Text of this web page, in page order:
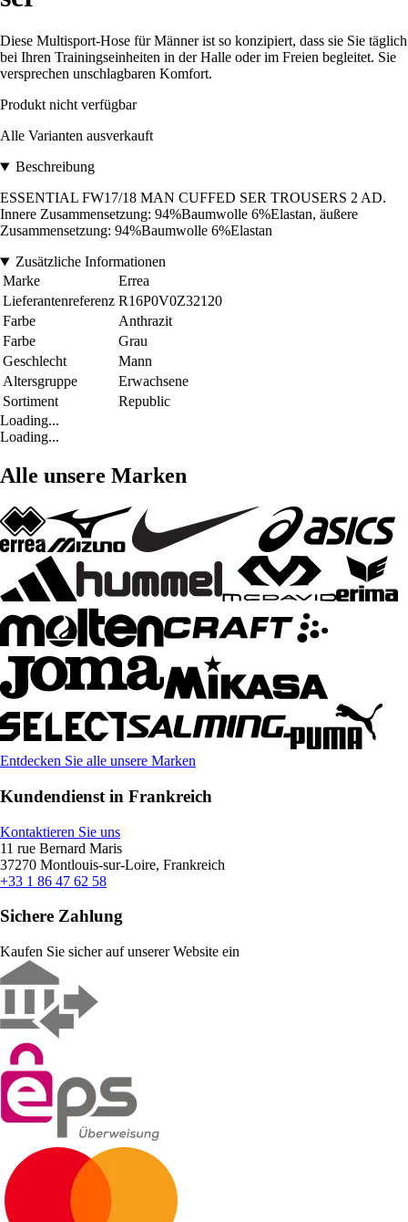
Diese Multisport-Hose für Männer ist so konzipiert, dass sie Sie täglich
bei Ihren Trainingseinheiten in der Halle oder im Freien begleitet. Sie
versprechen unschlagbaren Komfort.
Produkt nicht verfügbar
Alle Varianten ausverkauft
Beschreibung
ESSENTIAL FW17/18 MAN CUFFED SER TROUSERS 2 AD.
Innere Zusammensetzung: 94%Baumwolle 6%Elastan, äußere
Zusammensetzung: 94%Baumwolle 6%Elastan
Zusätzliche Informationen
Marke
Errea
Lieferantenreferenz R16P0V0Z32120
Farbe
Anthrazit
Farbe
Grau
Geschlecht
Mann
Altersgruppe
Erwachsene
Sortiment
Republic
Loading...
Loading...
Alle unsere Marken
Entdecken Sie alle unsere Marken
Kundendienst in Frankreich
Kontaktieren Sie uns
11 rue Bernard Maris
37270 Montlouis-sur-Loire, Frankreich
+33 1 86 47 62 58
Sichere Zahlung
Kaufen Sie sicher auf unserer Website ein